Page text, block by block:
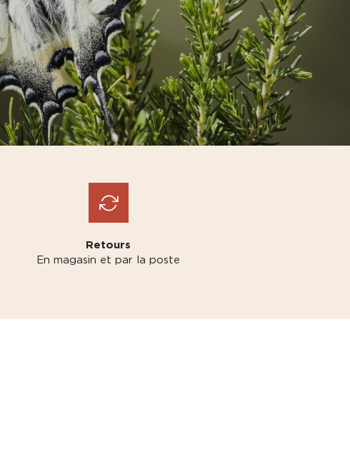
Retours
En magasin et par la poste